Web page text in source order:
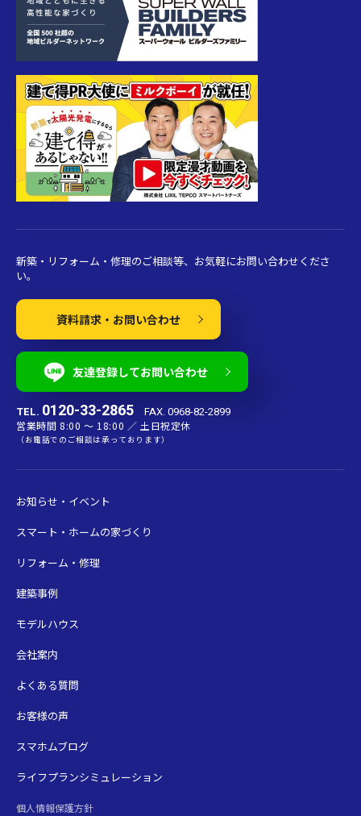
新築・リフォーム・修理のご相談等、お気軽にお問い合わせくださ
い。
資料請求・お問い合わせ
友達登録してお問い合わせ
TEL. 0120-33-2865 FAX. 0968-82-2899
営業時間 8:00 〜 18:00 ／ 土日祝定休
（お電話でのご相談は承っております）
お知らせ・イベント
スマート・ホームの家づくり
リフォーム・修理
建築事例
モデルハウス
会社案内
よくある質問
お客様の声
スマホムブログ
ライフプランシミュレーション
個人情報保護方針